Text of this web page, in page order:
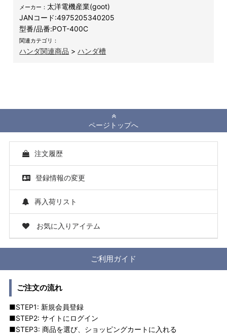
メーカー： 太洋電機産業(goot)
JANコード:4975205340205
型番/品番:POT-400C
関連カテゴリ：
ハンダ関連商品 >ハンダ槽
ページトップへ
注文履歴
登録情報の変更
再入荷リスト
お気に入りアイテム
ご利用ガイド
ご注文の流れ
■STEP1: 新規会員登録
■STEP2: サイトにログイン
■STEP3: 商品を選び、ショッピングカートに入れる